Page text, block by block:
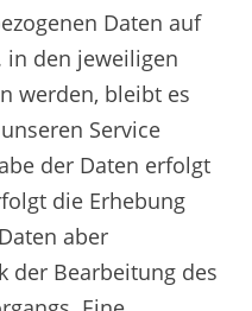
Daten auf
in den jeweiligen
werden, bleibt es
Service
der Daten erfolgt
die Erhebung
aber
der Bearbeitung des